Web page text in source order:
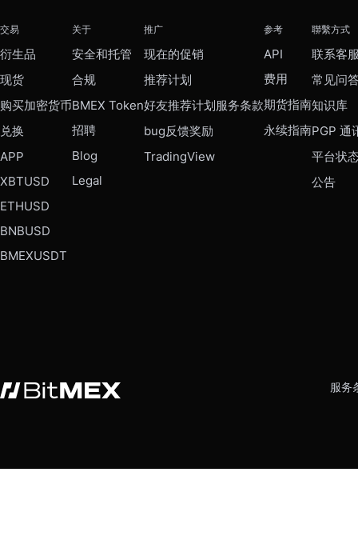
交易
衍生品
现货
购买加密货币
兑换
APP
XBTUSD
ETHUSD
BNBUSD
BMEXUSDT
关于
安全和托管
合规
BMEX Token
招聘
Blog
Legal
推广
现在的促销
推荐计划
好友推荐计划服务条款
bug反馈奖励
TradingView
参考
API
费用
期货指南
永续指南
聯繫方式
联系客
常见问
知识库
PGP 通
平台状
公告
服务